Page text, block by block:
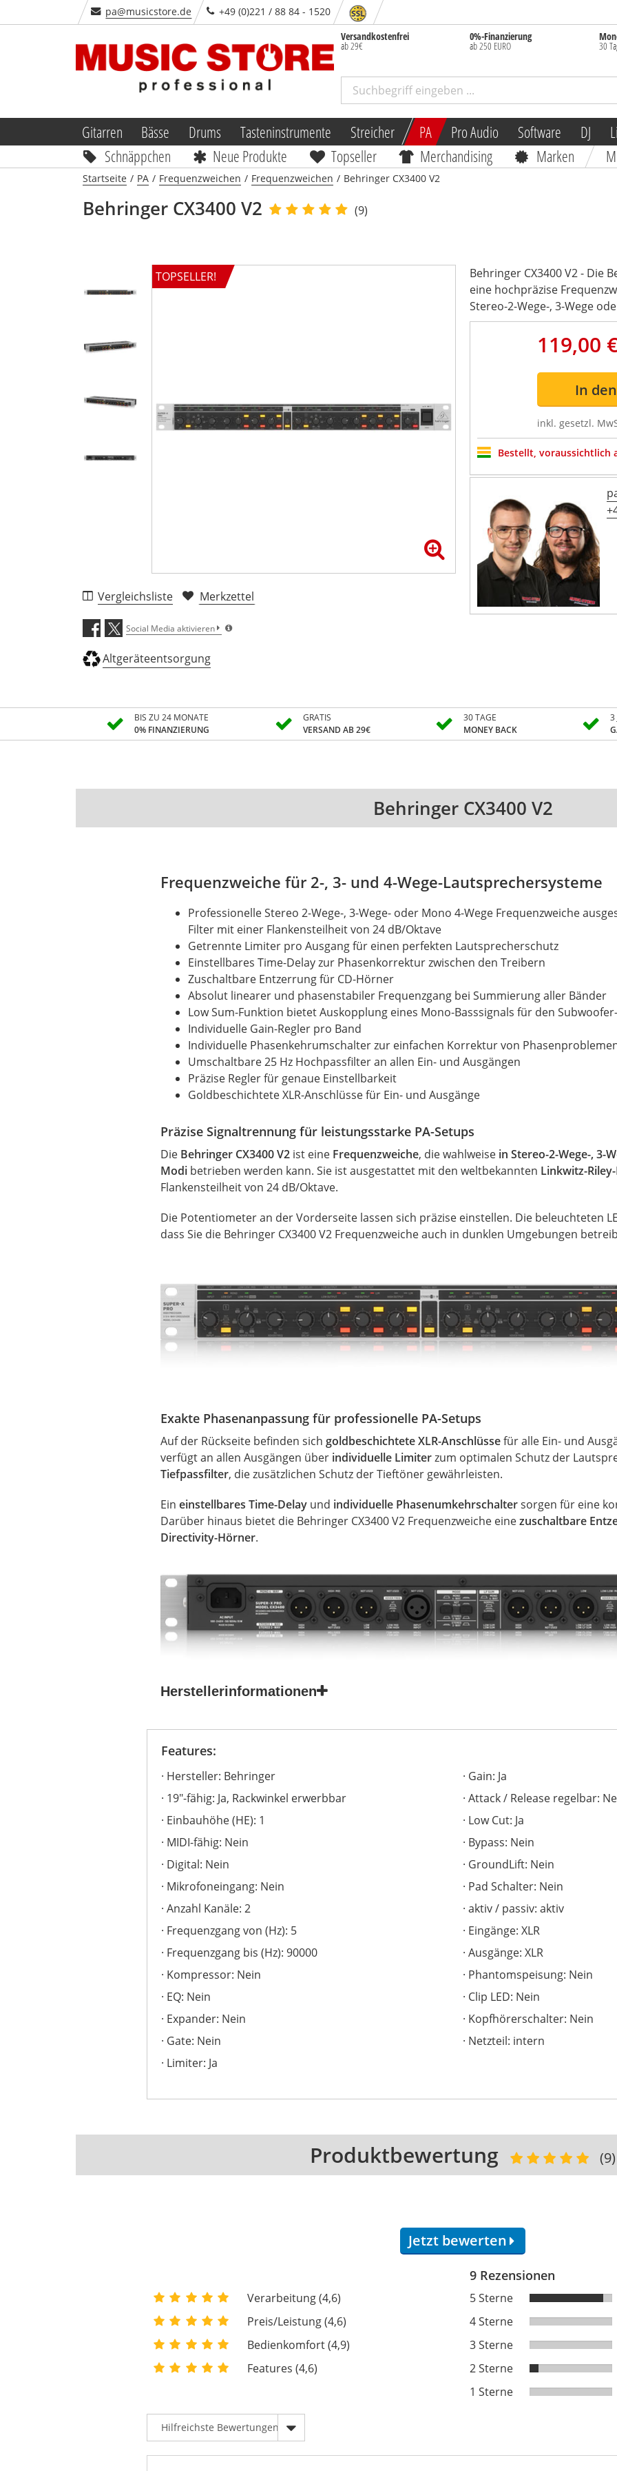
pa@musicstore.de
+49 (0)221 / 88 84 - 1520
Versandkostenfrei
ab 29€
0%-Finanzierung
ab 250 EURO 30
Gitarren Bässe Drums Tasteninstrumente Streicher PA Pro Audio Software DJ
Schnäppchen
Neue Produkte Topseller Merchandising Marken
Startseite / PA / Frequenzweichen / Frequenzweichen / Behringer CX3400 V2
Behringer CX3400 V2 (9)
TOPSELLER!
Vergleichsliste Merkzettel
Social Media aktivieren
Altgeräteentsorgung
Behringer CX3400 V2 - Die
eine hochpräzise
Stereo-2-Wege-, 3-Wege
119,00
In
inkl. gesetzl.
Bestellt, voraussichtlich
BIS ZU 24 MONATE
0% FINANZIERUNG
GRATIS
VERSAND AB 29€
30 TAGE
MONEY BACK
3
Behringer CX3400 V2
Frequenzweiche für 2-, 3- und 4-Wege-Lautsprechersysteme
ProfessionelleStereo 2-Wege-, 3-Wege- oder Mono 4-Wege Frequenzweiche
Filter mit einer Flankensteilheit von 24 dB/Oktave
Getrennte Limiter pro Ausgang für einen perfekten Lautsprecherschutz
Einstellbares Time-Delay zur Phasenkorrektur zwischen den Treibern
Zuschaltbare Entzerrung für CD-Hörner
Absolut linearer und phasenstabiler Frequenzgang bei Summierung aller Bänder
Low Sum-Funktion bietet Auskopplung eines Mono-Basssignals für den
Individuelle Gain-Regler pro Band
Individuelle Phasenkehrumschalter zur einfachen Korrektur von
Umschaltbare 25 Hz Hochpassfilter an allen Ein- und Ausgängen
Präzise Regler für genaue Einstellbarkeit
Goldbeschichtete XLR-Anschlüsse für Ein- und Ausgänge
Präzise Signaltrennung für leistungsstarke PA-Setups
Die Behringer CX3400 V2 ist eine Frequenzweiche, die wahlweise in Stereo-2-Wege-, 3-
Modi betrieben werden kann. Sie ist ausgestattet mit den weltbekannten Linkwitz-
Flankensteilheit von 24 dB/Oktave.
Die Potentiometer an der Vorderseite lassen sich präzise einstellen. Die beleuchteten
dass Sie die Behringer CX3400 V2 Frequenzweiche auch in dunklen Umgebungen
Exakte Phasenanpassung für professionelle PA-Setups
Auf der Rückseite befinden sichgoldbeschichtete XLR-Anschlüssefür alle Ein- und
verfügt an allen Ausgängen über individuelle Limiterzum optimalen Schutz der
Tiefpassfilter, die zusätzlichen Schutz derTieftöner gewährleisten.
Eineinstellbares Time-Delay und individuelle Phasenumkehrschaltersorgen für eine
Darüber hinaus bietet die Behringer CX3400 V2 Frequenzweiche einezuschaltbare
Directivity-Hörner.
Herstellerinformationen
Features:
Hersteller: Behringer
19"-fähig: Ja, Rackwinkel erwerbbar
Einbauhöhe (HE): 1
MIDI-fähig: Nein
Digital: Nein
Mikrofoneingang: Nein
Anzahl Kanäle: 2
Frequenzgang von (Hz): 5
Frequenzgang bis (Hz): 90000
Kompressor: Nein
EQ: Nein
Expander: Nein
Gate: Nein
Limiter: Ja
Gain: Ja
Attack / Release regelbar:
Low Cut: Ja
Bypass: Nein
GroundLift: Nein
Pad Schalter: Nein
aktiv / passiv: aktiv
Eingänge: XLR
Ausgänge: XLR
Phantomspeisung: Nein
Clip LED: Nein
Kopfhörerschalter: Nein
Netzteil: intern
Produktbewertung (9)
Jetzt bewerten
Verarbeitung (4,6)
Preis/Leistung (4,6)
Bedienkomfort (4,9)
Features (4,6)
9 Rezensionen
5 Sterne
4 Sterne
3 Sterne
2 Sterne
1 Sterne